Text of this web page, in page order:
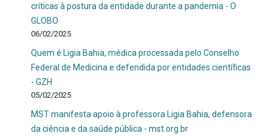
críticas à postura da entidade durante a pandemia - O
GLOBO
06/02/2025
Quem é Ligia Bahia, médica processada pelo Conselho
Federal de Medicina e defendida por entidades científicas
- GZH
05/02/2025
MST manifesta apoio à professora Ligia Bahia, defensora
da ciência e da saúde pública - mst.org.br